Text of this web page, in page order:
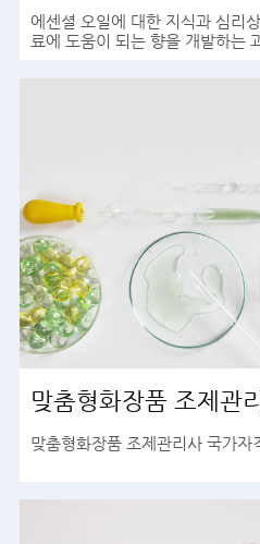
에센셜 오일에 대한 지식과 심리
료에 도움이 되는 향을 개발하는
맞춤형화장품 조제관
맞춤형화장품 조제관리사 국가자